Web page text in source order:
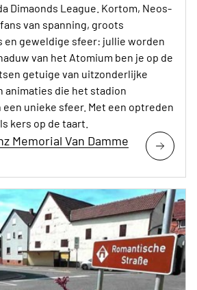
Dimaonds League. Kortom, Neos-
van spanning, groots
en geweldige sfeer: jullie worden
van het Atomium ben je op de
getuige van uitzonderlijke
animaties die het stadion
unieke sfeer. Met een optreden
kers op de taart.
Memorial Van Damme